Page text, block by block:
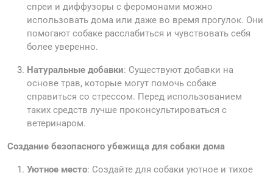
спреи и диффузоры с феромонами можно
использовать дома или даже во время прогулок. Они
помогают собаке расслабиться и чувствовать себя
более уверенно.
Натуральные добавки: Существуют добавки на
основе трав, которые могут помочь собаке
справиться со стрессом. Перед использованием
таких средств лучше проконсультироваться с
ветеринаром.
Создание безопасного убежища для собаки дома
Уютное место: Создайте для собаки уютное и тихое